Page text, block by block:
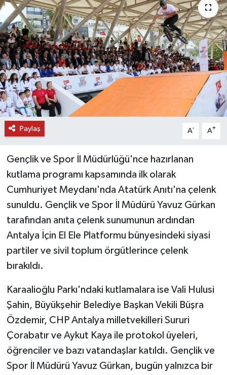
Paylaş A- A+
Gençlik ve Spor İl Müdürlüğü'nce hazırlanan
kutlama programı kapsamında ilk olarak
Cumhuriyet Meydanı'nda Atatürk Anıtı'na çelenk
sunuldu. Gençlik ve Spor İl Müdürü Yavuz Gürkan
tarafından anıta çelenk sunumunun ardından
Antalya İçin El Ele Platformu bünyesindeki siyasi
partiler ve sivil toplum örgütlerince çelenk
bırakıldı.
Karaalioğlu Parkı'ndaki kutlamalara ise Vali Hulusi
Şahin, Büyükşehir Belediye Başkan Vekili Büşra
Özdemir, CHP Antalya milletvekilleri Sururi
Çorabatır ve Aykut Kaya ile protokol üyeleri,
öğrenciler ve bazı vatandaşlar katıldı. Gençlik ve
Spor İl Müdürü Yavuz Gürkan, bugün yalnızca bir
SAĞLIK
DÜNYA
EĞİTİM
TURİZM
RÖPORTAJ
RESMİ İLAN
MAGAZİN